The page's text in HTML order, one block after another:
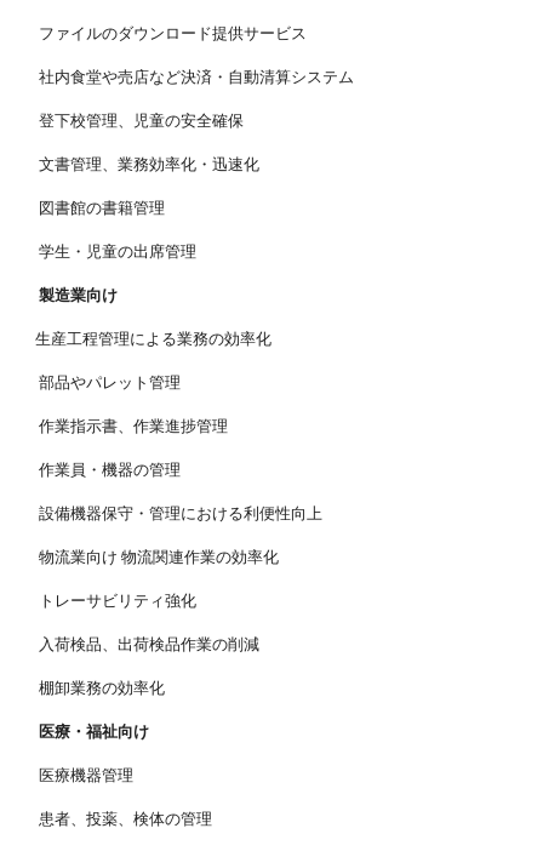
ファイルのダウンロード提供サービス
社内食堂や売店など決済・自動清算システム
登下校管理、児童の安全確保
文書管理、業務効率化・迅速化
図書館の書籍管理
学生・児童の出席管理
製造業向け
生産工程管理による業務の効率化
部品やパレット管理
作業指示書、作業進捗管理
作業員・機器の管理
設備機器保守・管理における利便性向上
物流業向け 物流関連作業の効率化
トレーサビリティ強化
入荷検品、出荷検品作業の削減
棚卸業務の効率化
医療・福祉向け
医療機器管理
患者、投薬、検体の管理